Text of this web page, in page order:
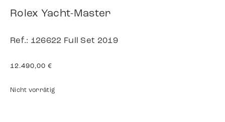
Rolex Yacht-Master
Ref.: 126622 Full Set 2019
12.490,00 €
Nicht vorrätig